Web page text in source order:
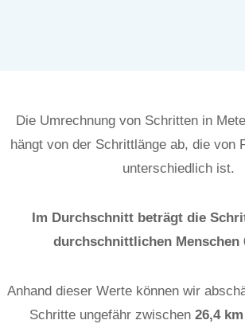
Die Umrechnung von Schritten in
hängt von der Schrittlänge ab, die von
unterschiedlich ist.
Im Durchschnitt beträgt die
durchschnittlichen Menschen
Anhand dieser Werte können wir
Schritte ungefähr zwischen 26,4